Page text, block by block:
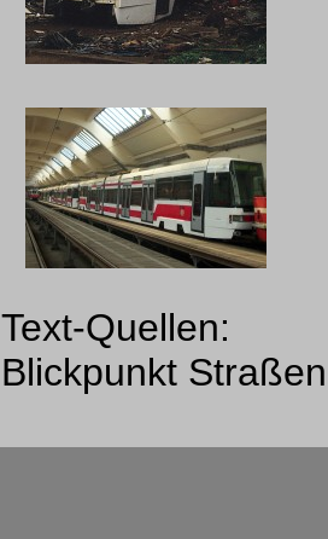
Text-Quellen:
Blickpunkt